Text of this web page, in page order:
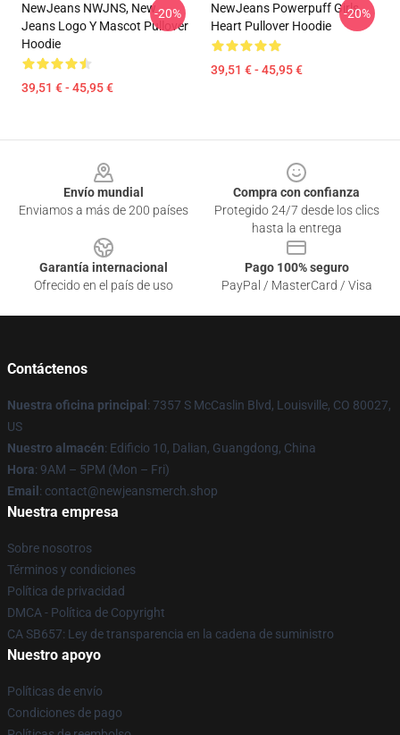
NewJeans NWJNS, New
Jeans Logo Y Mascot Pullover
Hoodie
39,51 € - 45,95 €
-20%
NewJeans Powerpuff Girls
Heart Pullover Hoodie
39,51 € - 45,95 €
-20%
Envío mundial
Enviamos a más de 200 países
Compra con confianza
Protegido 24/7 desde los clics
hasta la entrega
Garantía internacional
Ofrecido en el país de uso
Pago 100% seguro
PayPal / MasterCard / Visa
Contáctenos
Nuestra oficina principal : 7357 S McCaslin Blvd, Louisville, CO 80027,
US
Nuestro almacén: Edificio 10, Dalian, Guangdong, China
Hora: 9AM – 5PM (Mon – Fri)
Email : contact@newjeansmerch.shop
Nuestra empresa
Sobre nosotros
Términos y condiciones
Política de privacidad
DMCA - Política de Copyright
CA SB657: Ley de transparencia en la cadena de suministro
Nuestro apoyo
Políticas de envío
Condiciones de pago